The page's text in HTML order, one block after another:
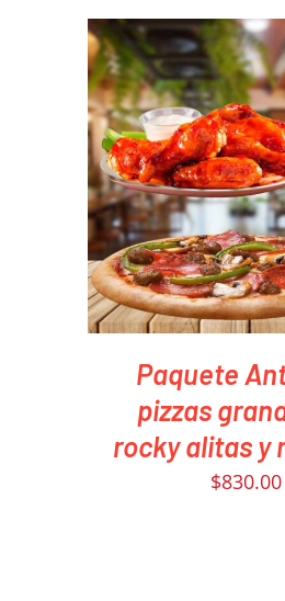
PEDIR AHORA
DETAILS
Paquete
pizzas
rocky alitas y
$830.00